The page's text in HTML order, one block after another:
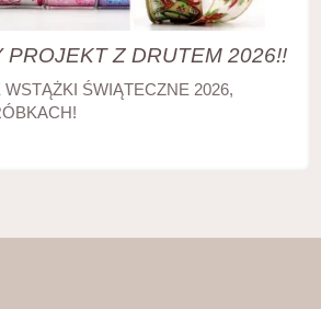
PROJEKT Z DRUTEM 2026!!
ŚWIĄTECZNE 2026,